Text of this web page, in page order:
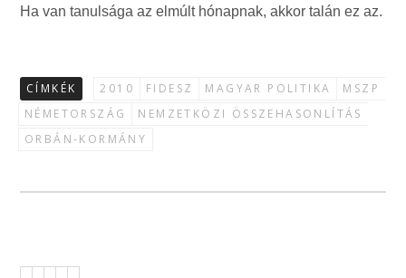
Ha van tanulsága az elmúlt hónapnak, akkor talán ez az.
CÍMKÉK 2010 FIDESZ MAGYAR POLITIKA
MSZP
NÉMETORSZÁG
NEMZETKÖZI ÖSSZEHASONLÍTÁS
ORBÁN-KORMÁNY